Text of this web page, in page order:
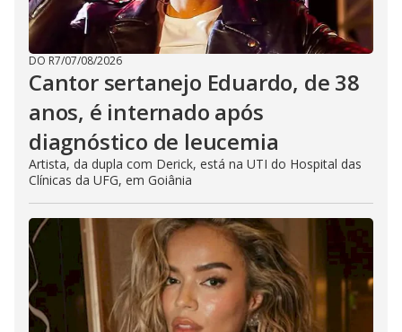
DO R7/07/08/2026
Cantor sertanejo Eduardo, de 38
anos, é internado após
diagnóstico de leucemia
Artista, da dupla com Derick, está na UTI do Hospital das
Clínicas da UFG, em Goiânia